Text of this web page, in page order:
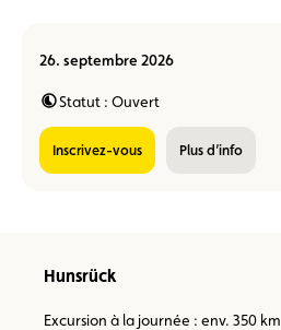
26. septembre 2026
Statut : Ouvert
Inscrivez-vous Plus d’info
Hunsrück
Excursion à la journée : env. 350 km